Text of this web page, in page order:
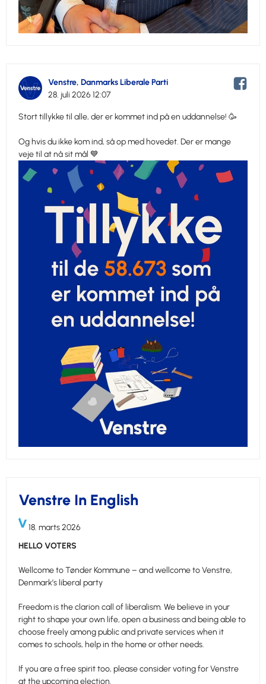
Venstre, Danmarks Liberale Parti
28. juli 2026 12:07
Stort tillykke til alle, der er kommet ind på en uddannelse! 🥳
Og hvis du ikke kom ind, så op med hovedet. Der er mange
veje til at nå sit mål 💙
Venstre In English
18. marts 2026
HELLO VOTERS
Wellcome to Tønder Kommune – and wellcome to Venstre,
Denmark’s liberal party
Freedom is the clarion call of liberalism. We believe in your
right to shape your own life, open a business and being able to
choose freely among public and private services when it
comes to schools, help in the home or other needs.
If you are a free spirit too, please consider voting for Venstre
at the upcoming election.